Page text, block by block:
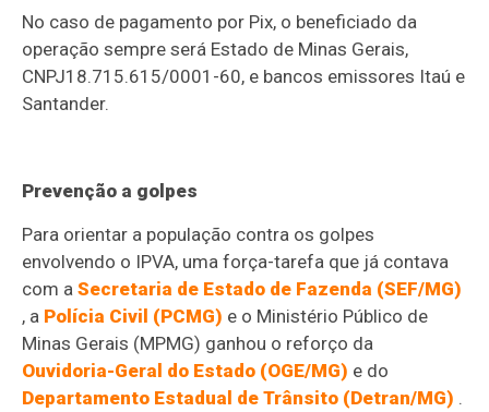
No caso de pagamento por Pix, o beneficiado da
operação sempre será Estado de Minas Gerais,
CNPJ18.715.615/0001-60, e bancos emissores Itaú e
Santander.
Prevenção a golpes
Para orientar a população contra os golpes
envolvendo o IPVA, uma força-tarefa que já contava
com aSecretaria de Estado de Fazenda (SEF/MG)
, a Polícia Civil (PCMG) e o Ministério Público de
Minas Gerais (MPMG) ganhou o reforço da
Ouvidoria-Geral do Estado (OGE/MG) e do
Departamento Estadual de Trânsito (Detran/MG) .